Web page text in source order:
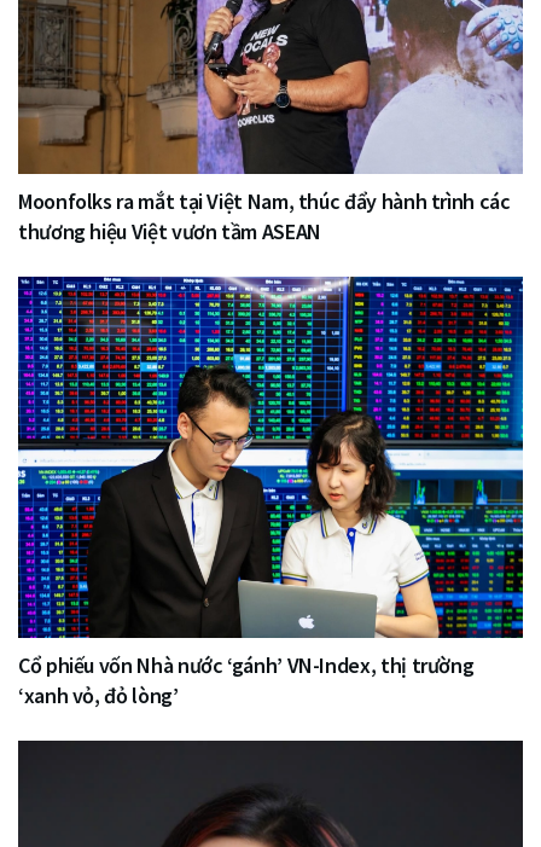
Moonfolks ra mắt tại Việt Nam, thúc đẩy hành trình các
thương hiệu Việt vươn tầm ASEAN
Cổ phiếu vốn Nhà nước ‘gánh’ VN-Index, thị trường
‘xanh vỏ, đỏ lòng’